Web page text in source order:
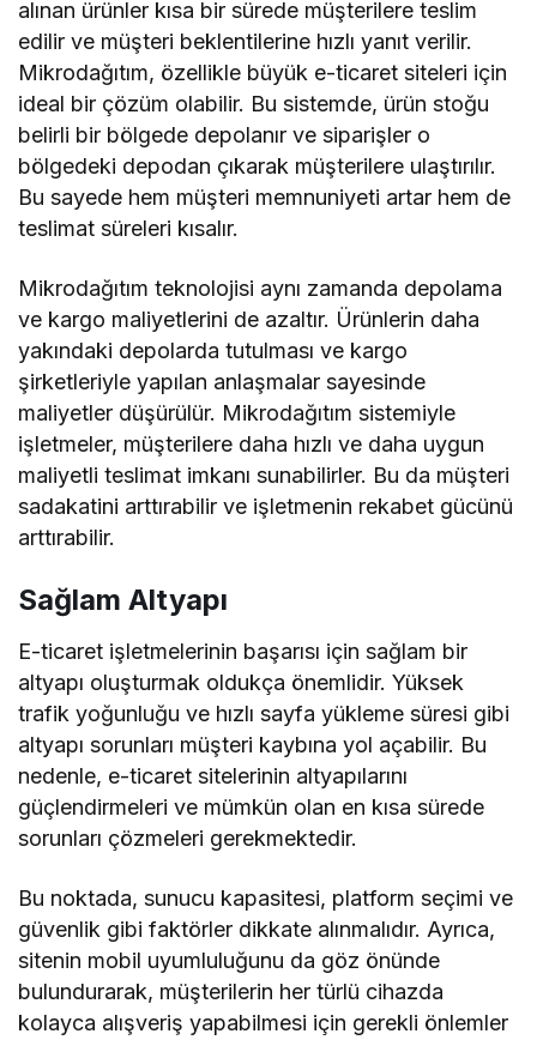
alınan ürünler kısa bir sürede müşterilere teslim
edilir ve müşteri beklentilerine hızlı yanıt verilir.
Mikrodağıtım, özellikle büyük e-ticaret siteleri için
ideal bir çözüm olabilir. Bu sistemde, ürün stoğu
belirli bir bölgede depolanır ve siparişler o
bölgedeki depodan çıkarak müşterilere ulaştırılır.
Bu sayede hem müşteri memnuniyeti artar hem de
teslimat süreleri kısalır.
Mikrodağıtım teknolojisi aynı zamanda depolama
ve kargo maliyetlerini de azaltır. Ürünlerin daha
yakındaki depolarda tutulması ve kargo
şirketleriyle yapılan anlaşmalar sayesinde
maliyetler düşürülür. Mikrodağıtım sistemiyle
işletmeler, müşterilere daha hızlı ve daha uygun
maliyetli teslimat imkanı sunabilirler. Bu da müşteri
sadakatini arttırabilir ve işletmenin rekabet gücünü
arttırabilir.
Sağlam Altyapı
E-ticaret işletmelerinin başarısı için sağlam bir
altyapı oluşturmak oldukça önemlidir. Yüksek
trafik yoğunluğu ve hızlı sayfa yükleme süresi gibi
altyapı sorunları müşteri kaybına yol açabilir. Bu
nedenle, e-ticaret sitelerinin altyapılarını
güçlendirmeleri ve mümkün olan en kısa sürede
sorunları çözmeleri gerekmektedir.
Bu noktada, sunucu kapasitesi, platform seçimi ve
güvenlik gibi faktörler dikkate alınmalıdır. Ayrıca,
sitenin mobil uyumluluğunu da göz önünde
bulundurarak, müşterilerin her türlü cihazda
kolayca alışveriş yapabilmesi için gerekli önlemler